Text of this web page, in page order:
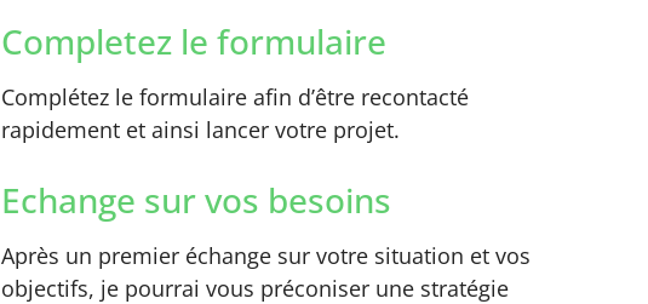
Completez le formulaire
Complétez le formulaire afin d’être recontacté
rapidement et ainsi lancer votre projet.
Echange sur vos besoins
Après un premier échange sur votre situation et vos
objectifs, je pourrai vous préconiser une stratégie